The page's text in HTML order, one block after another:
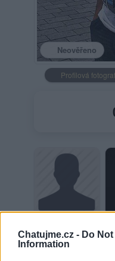
Chatujme.cz - Do
Information
Neověřeno
Profilová